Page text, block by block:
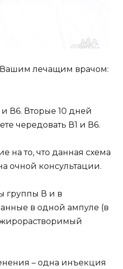
Вашим лечащим врачом:
В6. Вторые 10 дней
чередовать В1 и В6.
на то, что данная схема
очной консультации.
группы В и в
в одной ампуле (в
жирорастворимый
– одна инъекция